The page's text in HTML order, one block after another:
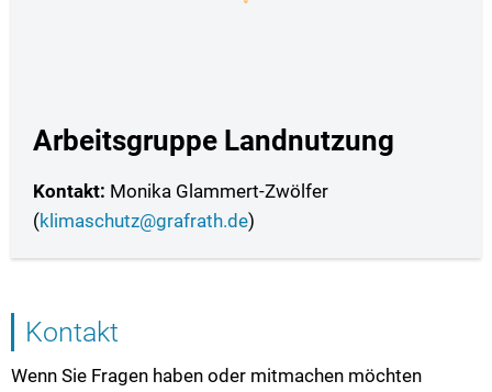
Arbeitsgruppe Landnutzung
Kontakt: Monika Glammert-Zwölfer
(klimaschutz@grafrath.de)
Kontakt
Wenn Sie Fragen haben oder mitmachen möchten